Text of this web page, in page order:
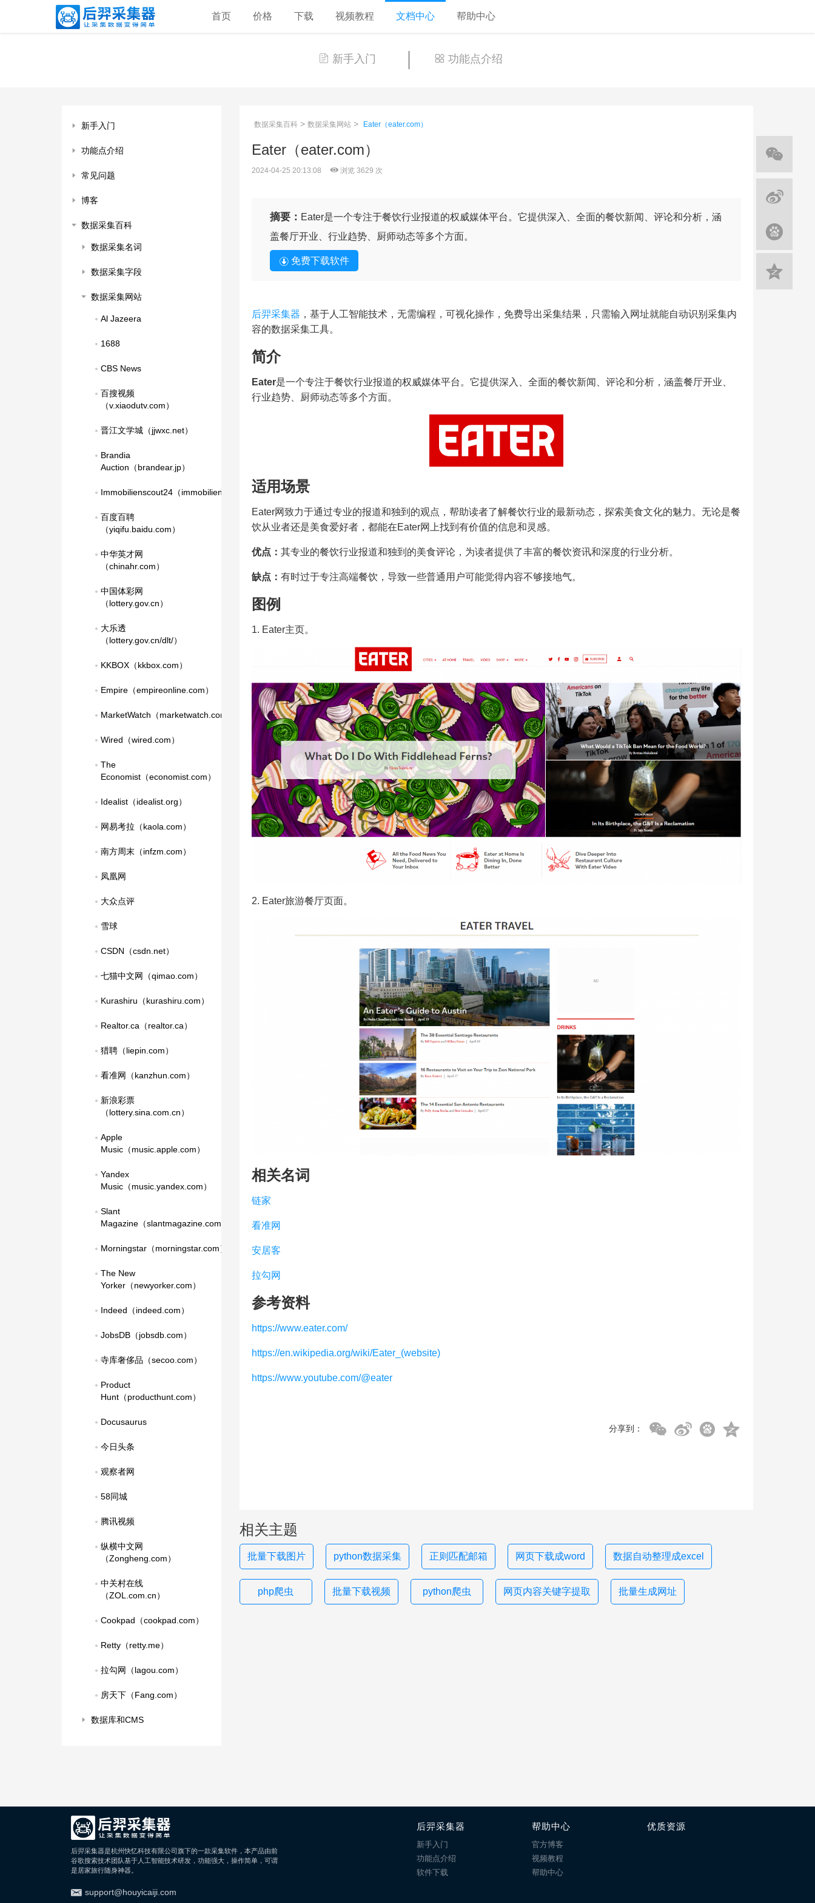
首页 价格 下载 视频教程 文档中心 帮助中心
新手入门 功能点介绍
新手入门
功能点介绍
常见问题
博客
数据采集百科
数据采集名词
数据采集字段
数据采集网站
Al Jazeera
1688
CBS News
百搜视频
（v.xiaodutv.com）
晋江文学城（jjwxc.net）
Brandia
Auction（brandear.jp）
Immobilienscout24（immobilienscout24.de）
百度百聘
（yiqifu.baidu.com）
中华英才网
（chinahr.com）
中国体彩网
（lottery.gov.cn）
大乐透
（lottery.gov.cn/dlt/）
KKBOX（kkbox.com）
Empire（empireonline.com）
MarketWatch（marketwatch.com）
Wired（wired.com）
The
Economist（economist.com）
Idealist（idealist.org）
网易考拉（kaola.com）
南方周末（infzm.com）
凤凰网
大众点评
雪球
CSDN（csdn.net）
七猫中文网（qimao.com）
Kurashiru（kurashiru.com）
Realtor.ca（realtor.ca）
猎聘（liepin.com）
看准网（kanzhun.com）
新浪彩票
（lottery.sina.com.cn）
Apple
Music（music.apple.com）
Yandex
Music（music.yandex.com）
Slant
Magazine（slantmagazine.com）
Morningstar（morningstar.com）
The New
Yorker（newyorker.com）
Indeed（indeed.com）
JobsDB（jobsdb.com）
寺库奢侈品（secoo.com）
Product
Hunt（producthunt.com）
Docusaurus
今日头条
观察者网
58同城
腾讯视频
纵横中文网
（Zongheng.com）
中关村在线
（ZOL.com.cn）
Cookpad（cookpad.com）
Retty（retty.me）
拉勾网（lagou.com）
房天下（Fang.com）
数据库和CMS
数据采集百科 > 数据采集网站 > Eater（eater.com）
Eater（eater.com）
2024-04-25 20:13:08 浏览 3629 次
摘要： Eater是一个专注于餐饮行业报道的权威媒体平台。它提供深入、全面的餐饮新闻、评论和分析，涵
盖餐厅开业、行业趋势、厨师动态等多个方面。
免费下载软件
后羿采集器 ，基于人工智能技术，无需编程，可视化操作，免费导出采集结果，只需输入网址就能自动识别采集内
容的数据采集工具。
简介
Eater是一个专注于餐饮行业报道的权威媒体平台。它提供深入、全面的餐饮新闻、评论和分析，涵盖餐厅开业、
行业趋势、厨师动态等多个方面。
适用场景
Eater网致力于通过专业的报道和独到的观点，帮助读者了解餐饮行业的最新动态，探索美食文化的魅力。无论是餐
饮从业者还是美食爱好者，都能在Eater网上找到有价值的信息和灵感。
优点： 其专业的餐饮行业报道和独到的美食评论，为读者提供了丰富的餐饮资讯和深度的行业分析。
缺点： 有时过于专注高端餐饮，导致一些普通用户可能觉得内容不够接地气。
图例
1. Eater主页。
2. Eater旅游餐厅页面。
相关名词
链家
看准网
安居客
拉勾网
参考资料
https://www.eater.com/
https://en.wikipedia.org/wiki/Eater_(website)
https://www.youtube.com/@eater
分享到：
相关主题
批量下载图片 python数据采集 正则匹配邮箱 网页下载成word 数据自动整理成excel
php爬虫 批量下载视频 python爬虫 网页内容关键字提取 批量生成网址
后羿采集器是杭州快忆科技有限公司旗下的一款采集软件，本产品由前
谷歌搜索技术团队基于人工智能技术研发，功能强大，操作简单，可谓
是居家旅行随身神器。
support@houyicaiji.com
后羿采集器
新手入门
功能点介绍
软件下载
帮助中心
官方博客
视频教程
帮助中心
优质资源